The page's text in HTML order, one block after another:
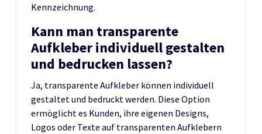
Kennzeichnung.
Kann man transparente
Aufkleber individuell gestalten
und bedrucken lassen?
Ja, transparente Aufkleber können individuell
gestaltet und bedruckt werden. Diese Option
ermöglicht es Kunden, ihre eigenen Designs,
Logos oder Texte auf transparenten Aufklebern